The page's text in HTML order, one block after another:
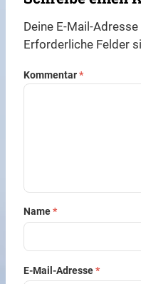
Deine E-Mail-
Erforderliche Felder
Kommentar*
Name*
E-Mail-Adresse*